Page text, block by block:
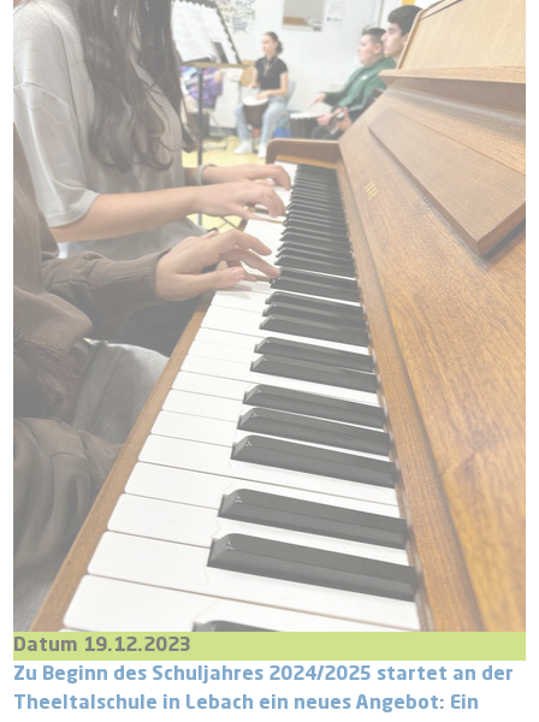
Datum 19.12.2023
Zu Beginn des Schuljahres 2024/2025 startet an der
Theeltalschule in Lebach ein neues Angebot: Ein